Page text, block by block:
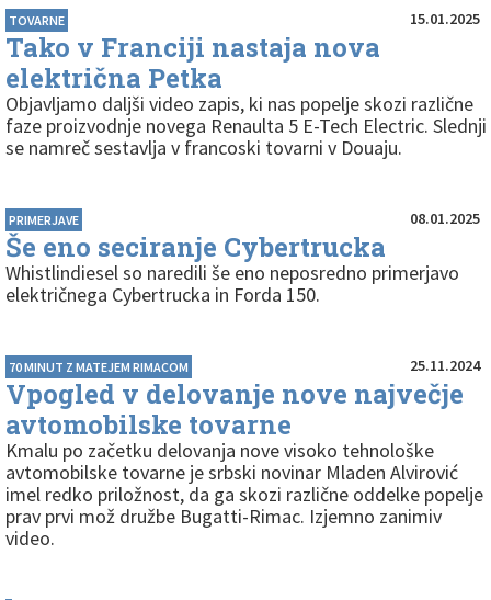
TOVARNE 15.01.2025
Tako v Franciji nastaja nova
električna Petka
Objavljamo daljši video zapis, ki nas popelje skozi različne
faze proizvodnje novega Renaulta 5 E-Tech Electric. Slednji
se namreč sestavlja v francoski tovarni v Douaju.
PRIMERJAVE 08.01.2025
Še eno seciranje Cybertrucka
Whistlindiesel so naredili še eno neposredno primerjavo
električnega Cybertrucka in Forda 150.
70 MINUT Z MATEJEM RIMACOM 25.11.2024
Vpogled v delovanje nove največje
avtomobilske tovarne
Kmalu po začetku delovanja nove visoko tehnološke
avtomobilske tovarne je srbski novinar Mladen Alvirović
imel redko priložnost, da ga skozi različne oddelke popelje
prav prvi mož družbe Bugatti-Rimac. Izjemno zanimiv
video.